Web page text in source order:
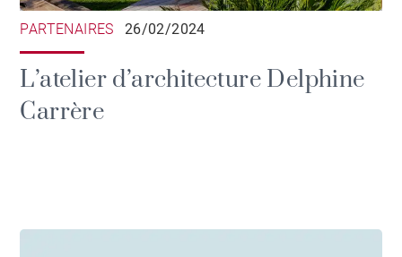
PARTENAIRES 26/02/2024
L’atelier d’architecture Delphine
Carrère